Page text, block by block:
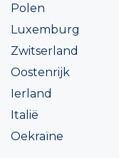
Polen
Luxemburg
Zwitserland
Oostenrijk
Ierland
Italië
Oekraïne